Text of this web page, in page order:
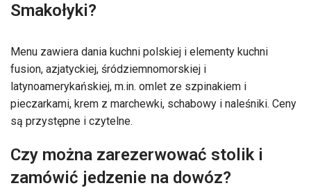
Smakołyki?
Menu zawiera dania kuchni polskiej i elementy kuchni
fusion, azjatyckiej, śródziemnomorskiej i
latynoamerykańskiej, m.in. omlet ze szpinakiem i
pieczarkami, krem z marchewki, schabowy i naleśniki. Ceny
są przystępne i czytelne.
Czy można zarezerwować stolik i
zamówić jedzenie na dowóz?